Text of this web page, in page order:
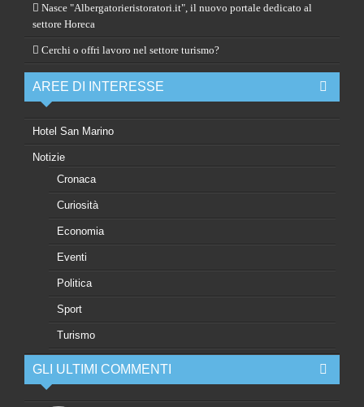
Nasce "Albergatorieristoratori.it", il nuovo portale dedicato al
settore Horeca
Cerchi o offri lavoro nel settore turismo?
AREE DI INTERESSE
Hotel San Marino
Notizie
Cronaca
Curiosità
Economia
Eventi
Politica
Sport
Turismo
GLI ULTIMI COMMENTI